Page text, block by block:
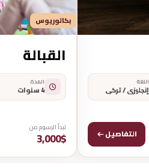
اللغة
إنجليزي / تركي
التفاصيل
بكالوريوس
القبالة
المدة
4 سنوات
تبدأ الرسوم من
3,000$